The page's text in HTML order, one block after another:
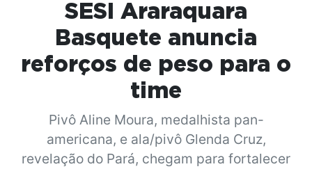
acessibilidade.
SESI Araraquara
Basquete anuncia
reforços de peso para o
time
Pivô Aline Moura, medalhista pan-
americana, e ala/pivô Glenda Cruz,
revelação do Pará, chegam para fortalecer